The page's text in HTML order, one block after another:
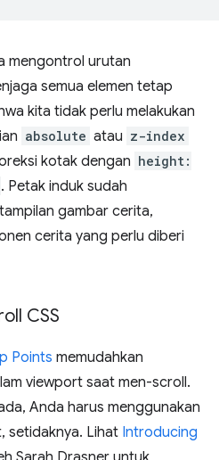
mengontrol urutan
semua elemen tetap
kita tidak perlu melakukan
absolute atau z-index
kotak dengan height:
. Petak induk sudah
gambar cerita,
cerita yang perlu diberi
CSS
Points memudahkan
viewport saat men-scroll.
Anda harus menggunakan
setidaknya. Lihat Introducing